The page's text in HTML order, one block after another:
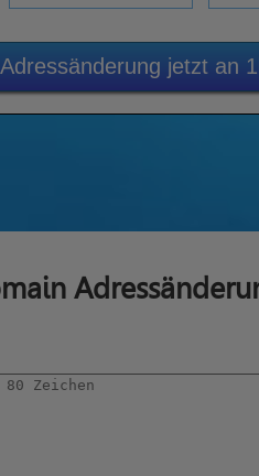
Adressänderung jetzt an